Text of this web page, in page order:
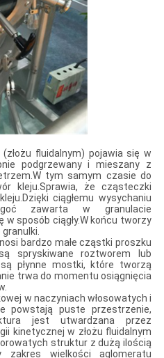
fluidalnym) pojawia się w
podgrzewany i mieszany z
tym samym czasie do
kleju.Sprawia, że ​​cząsteczki
ciągłemu wysychaniu
zawarta w granulacie
w sposób ciągły.W końcu tworzy
bardzo małe cząstki proszku
spryskiwane roztworem lub
płynne mostki, które tworzą
trwa do momentu osiągnięcia
w naczyniach włosowatych i
powstają puste przestrzenie,
jest utwardzana przez
kinetycznej w złożu fluidalnym
struktur z dużą ilością
zakres wielkości aglomeratu